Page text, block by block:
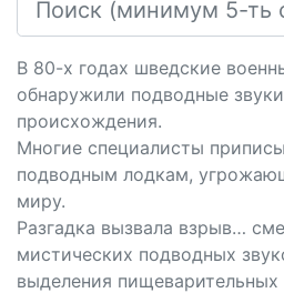
В 80-х годах шведские
обнаружили подводные
происхождения.
Многие специалисты
подводным лодкам,
миру.
Разгадка вызвала взрыв…
мистических подводных
выделения пищеварительных